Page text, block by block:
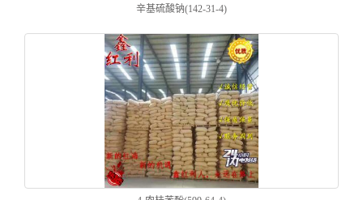
辛基硫酸钠(142-31-4)